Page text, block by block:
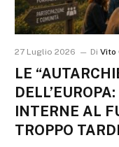
27 Luglio 2026 Di Vito
LE
INTERNE AL
TROPPO TARDI